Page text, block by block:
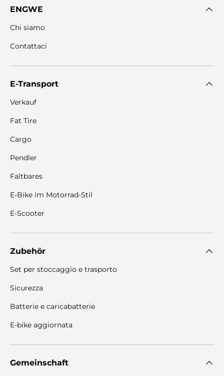
ENGWE
Chi siamo
Contattaci
E-Transport
Verkauf
Fat Tire
Cargo
Pendler
Faltbares
E-Bike im Motorrad-Stil
E-Scooter
Zubehör
Set per stoccaggio e trasporto
Sicurezza
Batterie e caricabatterie
E-bike aggiornata
Gemeinschaft